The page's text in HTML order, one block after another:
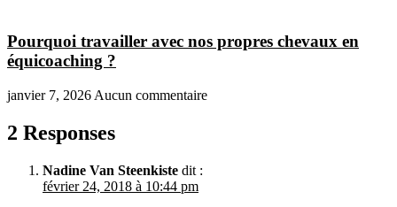
Pourquoi travailler avec nos propres chevaux en
équicoaching ?
janvier 7, 2026 Aucun commentaire
2 Responses
Nadine Van Steenkiste dit :
février 24, 2018 à 10:44 pm